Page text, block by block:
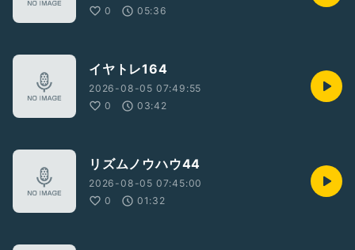
0
05:36
イヤトレ164
2026-08-05 07:49:55
0
03:42
リズムノウハウ44
2026-08-05 07:45:00
0
01:32